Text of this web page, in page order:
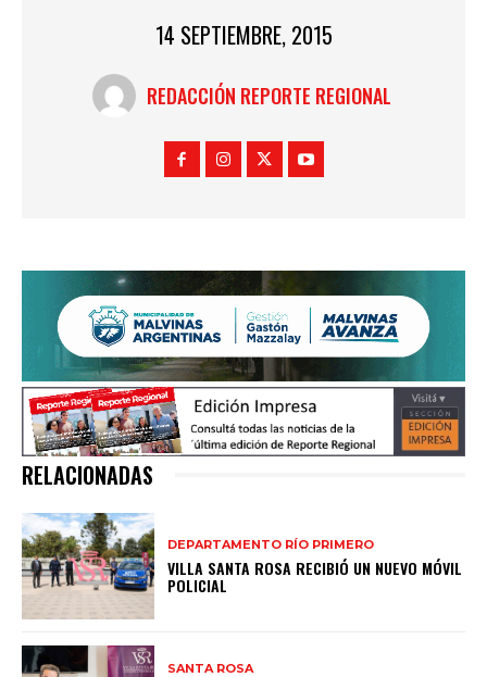
14 SEPTIEMBRE, 2015
REDACCIÓN REPORTE REGIONAL
RELACIONADAS
DEPARTAMENTO RÍO PRIMERO
VILLA SANTA ROSA RECIBIÓ UN NUEVO MÓVIL
POLICIAL
SANTA ROSA